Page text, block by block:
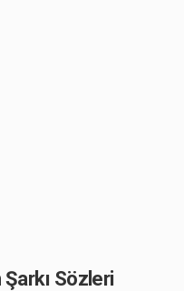
Sözleri